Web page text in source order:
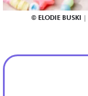
ELODIE BUSKI